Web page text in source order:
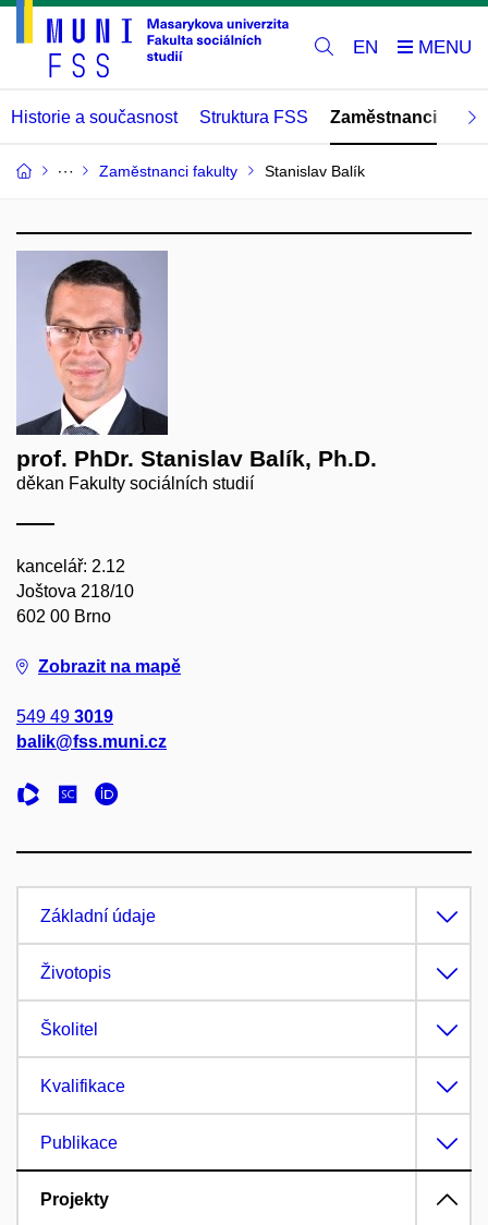
EN
Historie a současnost Struktura FSS Zaměstnanci
Zaměstnanci fakulty Stanislav Balík
prof. PhDr. Stanislav Balík, Ph.D.
děkan Fakulty sociálních studií
kancelář: 2.12
Joštova 218/10
602 00 Brno
Zobrazit na mapě
549 49 3019
balik@fss.muni.cz
Základní údaje
Životopis
Školitel
Kvalifikace
Publikace
Projekty